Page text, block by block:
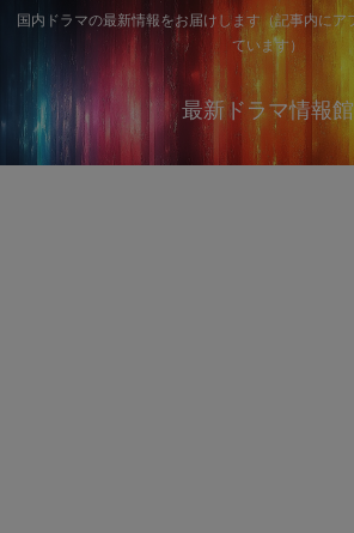
国内ドラマの最新情報をお届けします（記事内にア
ています）
最新ドラマ情報館